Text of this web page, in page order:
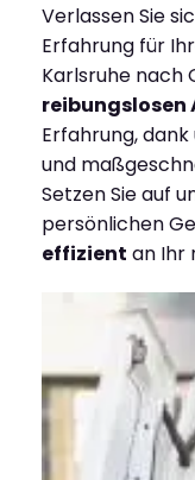
Verlassen Sie
Erfahrung für
Karlsruhe nach
reibungslosen
Erfahrung,
und
Setzen Sie auf
persönlichen
effizient an Ihr